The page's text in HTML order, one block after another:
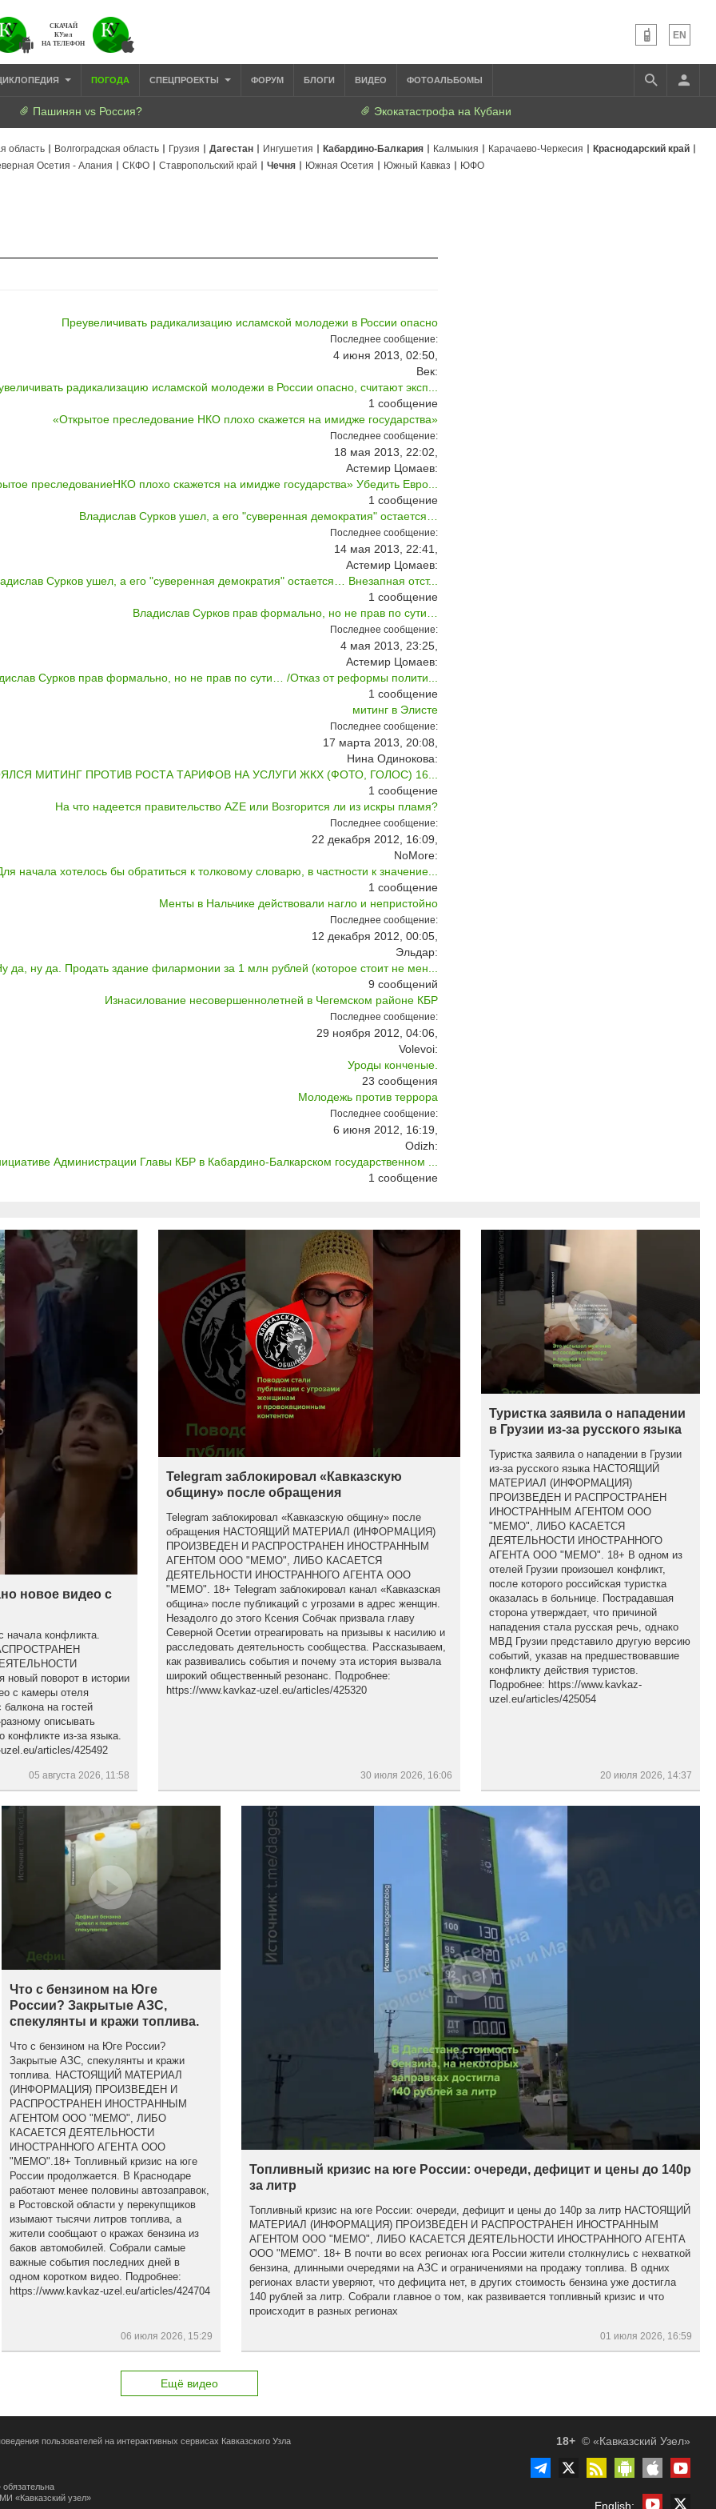
СКАЧАЙ
КУзел
НА ТЕЛЕФОН
EN
ПОГОДА СПЕЦПРОЕКТЫ ФОРУМ БЛОГИ ВИДЕО ФОТОАЛЬБОМЫ
Пашинян vs Россия? Экокатастрофа на Кубани
область Волгоградская область Грузия Дагестан Ингушетия Кабардино-Балкария Калмыкия Карачаево-Черкесия
Краснодарский край
Осетия - Алания
СКФО Ставропольский край Чечня Южная Осетия Южный Кавказ ЮФО
Преувеличивать радикализацию исламской молодежи в России опасно
Последнее сообщение:
4 июня 2013, 02:50,
Век:
радикализацию исламской молодежи в России опасно, считают эксп...
1сообщение
«Открытое преследование НКО плохо скажется на имидже государства»
Последнее сообщение:
18 мая 2013, 22:02,
Астемир Цомаев:
преследованиеНКО плохо скажется на имидже государства» Убедить Евро...
1сообщение
Владислав Сурков ушел, а его "суверенная демократия" остается…
Последнее сообщение:
14 мая 2013, 22:41,
Астемир Цомаев:
Сурков ушел, а его "суверенная демократия" остается… Внезапная отст...
1сообщение
Владислав Сурков прав формально, но не прав по сути…
Последнее сообщение:
4 мая 2013, 23:25,
Астемир Цомаев:
Сурков прав формально, но не прав по сути… /Отказ от реформы полити...
1сообщение
митинг в Элисте
Последнее сообщение:
17 марта 2013, 20:08,
Нина Одинокова:
МИТИНГ ПРОТИВ РОСТА ТАРИФОВ НА УСЛУГИ ЖКХ (ФОТО, ГОЛОС) 16...
1сообщение
На что надеется правительство AZE или Возгорится ли из искры пламя?
Последнее сообщение:
22 декабря 2012, 16:09,
NoMore:
начала хотелось бы обратиться к толковому словарю, в частности к значение...
1сообщение
Менты в Нальчике действовали нагло и непристойно
Последнее сообщение:
12 декабря 2012, 00:05,
Эльдар:
да, ну да. Продать здание филармонии за 1 млн рублей (которое стоит не мен...
9сообщений
Изнасилование несовершеннолетней в Чегемском районе КБР
Последнее сообщение:
29 ноября 2012, 04:06,
Volevoi:
Уроды конченые.
23сообщения
Молодежь против террора
Последнее сообщение:
6 июня 2012, 16:19,
Odizh:
Администрации Главы КБР в Кабардино-Балкарском государственном ...
1сообщение
новое видео с
начала конфликта.
поворот в истории
с камеры отеля
на гостей
описывать
из-за языка.
articles/425492
05 августа 2026, 11:58
Telegram заблокировал «Кавказскую
общину» после обращения
Telegram заблокировал «Кавказскую общину» после
обращения НАСТОЯЩИЙ МАТЕРИАЛ (ИНФОРМАЦИЯ)
ПРОИЗВЕДЕН И РАСПРОСТРАНЕН ИНОСТРАННЫМ
АГЕНТОМ ООО "МЕМО", ЛИБО КАСАЕТСЯ
ДЕЯТЕЛЬНОСТИ ИНОСТРАННОГО АГЕНТА ООО
"МЕМО". 18+ Telegram заблокировал канал «Кавказская
община» после публикаций с угрозами в адрес женщин.
Незадолго до этого Ксения Собчак призвала главу
Северной Осетии отреагировать на призывы к насилию и
расследовать деятельность сообщества. Рассказываем,
как развивались события и почему эта история вызвала
широкий общественный резонанс. Подробнее:
https://www.kavkaz-uzel.eu/articles/425320
30 июля 2026, 16:06
Туристка заявила о нападении
в Грузии из-за русского языка
Туристка заявила о нападении в Грузии
из-за русского языка НАСТОЯЩИЙ
МАТЕРИАЛ (ИНФОРМАЦИЯ)
ПРОИЗВЕДЕН И РАСПРОСТРАНЕН
ИНОСТРАННЫМ АГЕНТОМ ООО
"МЕМО", ЛИБО КАСАЕТСЯ
ДЕЯТЕЛЬНОСТИ ИНОСТРАННОГО
АГЕНТА ООО "МЕМО". 18+ В одном из
отелей Грузии произошел конфликт,
после которого российская туристка
оказалась в больнице. Пострадавшая
сторона утверждает, что причиной
нападения стала русская речь, однако
МВД Грузии представило другую версию
событий, указав на предшествовавшие
конфликту действия туристов.
Подробнее: https://www.kavkaz-
uzel.eu/articles/425054
20 июля 2026, 14:37
Что с бензином на Юге
России? Закрытые АЗС,
спекулянты и кражи топлива.
Что с бензином на Юге России?
Закрытые АЗС, спекулянты и кражи
топлива. НАСТОЯЩИЙ МАТЕРИАЛ
(ИНФОРМАЦИЯ) ПРОИЗВЕДЕН И
РАСПРОСТРАНЕН ИНОСТРАННЫМ
АГЕНТОМ ООО "МЕМО", ЛИБО
КАСАЕТСЯ ДЕЯТЕЛЬНОСТИ
ИНОСТРАННОГО АГЕНТА ООО
"МЕМО".18+ Топливный кризис на юге
России продолжается. В Краснодаре
работают менее половины автозаправок,
в Ростовской области у перекупщиков
изымают тысячи литров топлива, а
жители сообщают о кражах бензина из
баков автомобилей. Собрали самые
важные события последних дней в
одном коротком видео. Подробнее:
https://www.kavkaz-uzel.eu/articles/424704
06 июля 2026, 15:29
Топливный кризис на юге России: очереди, дефицит и цены до 140р
за литр
Топливный кризис на юге России: очереди, дефицит и цены до 140р за литр НАСТОЯЩИЙ
МАТЕРИАЛ (ИНФОРМАЦИЯ) ПРОИЗВЕДЕН И РАСПРОСТРАНЕН ИНОСТРАННЫМ
АГЕНТОМ ООО "МЕМО", ЛИБО КАСАЕТСЯ ДЕЯТЕЛЬНОСТИ ИНОСТРАННОГО АГЕНТА
ООО "МЕМО". 18+ В почти во всех регионах юга России жители столкнулись с нехваткой
бензина, длинными очередями на АЗС и ограничениями на продажу топлива. В одних
регионах власти уверяют, что дефицита нет, в других стоимость бензина уже достигла
140 рублей за литр. Собрали главное о том, как развивается топливный кризис и что
происходит в разных регионах
01 июля 2026, 16:59
Ещё видео
пользователей на интерактивных сервисах Кавказского Узла 18+ © «Кавказский Узел»
«Кавказский узел»
English: